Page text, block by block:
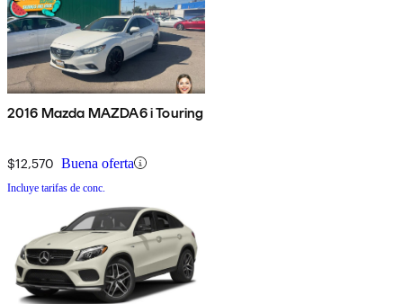
2016 Mazda MAZDA6 i Touring
$12,570 Buena oferta
Incluye tarifas de conc.